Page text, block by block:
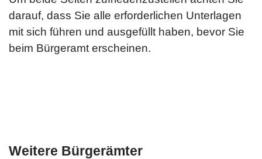
darauf, dass Sie alle erforderlichen Unterlagen
mit sich führen und ausgefüllt haben, bevor Sie
beim Bürgeramt erscheinen.
Weitere Bürgerämter